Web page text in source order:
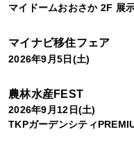
マイドームおおさか 2F 展
マイナビ移住フェア
2026年9月5日(土)
農林水産FEST
2026年9月12日(土)
TKPガーデンシティ